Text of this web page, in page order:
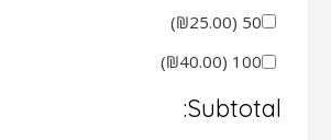
50
(
₪25.00
)
100
(
₪40.00
)
Subtotal: